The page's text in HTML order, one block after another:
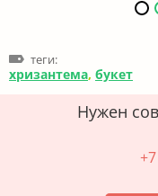
теги:
хризантема, букет
Нужен